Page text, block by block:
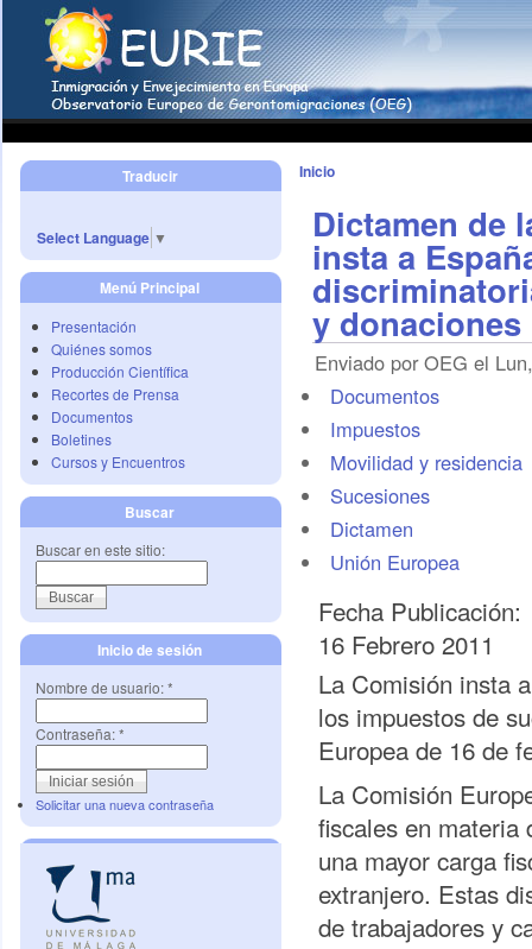
Traducir
Select Language ▼
Menú Principal
Presentación
Quiénes somos
Producción Científica
Recortes de Prensa
Documentos
Boletines
Cursos y Encuentros
Buscar
Buscar en este sitio:
Inicio de sesión
Nombre de usuario:*
Contraseña:*
Solicitar una nueva contraseña
Inicio
Dictamen de
insta a
y donaciones
Enviado por OEG el
Documentos
Impuestos
Movilidad y residencia
Sucesiones
Dictamen
Unión Europea
Fecha Publicación:
16 Febrero 2011
La Comisión insta
los impuestos de
Europea de 16 de
La Comisión
fiscales en materia
una mayor carga
extranjero. Estas
de trabajadores y